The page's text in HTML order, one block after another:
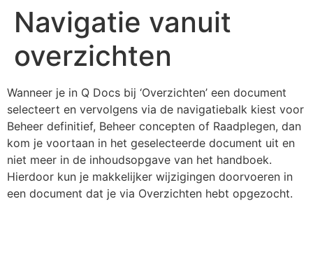
Navigatie vanuit
overzichten
Wanneer je in Q Docs bij ‘Overzichten’ een document
selecteert en vervolgens via de navigatiebalk kiest voor
Beheer definitief, Beheer concepten of Raadplegen, dan
kom je voortaan in het geselecteerde document uit en
niet meer in de inhoudsopgave van het handboek.
Hierdoor kun je makkelijker wijzigingen doorvoeren in
een document dat je via Overzichten hebt opgezocht.